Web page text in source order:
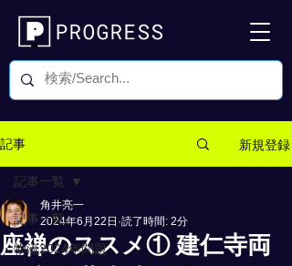
記事 新規登録
記事一覧
物流2024年問題
記事一覧
座禅のススメ① 建仁寺両
角井亮一
2024年6月22日 読了時間: 2分